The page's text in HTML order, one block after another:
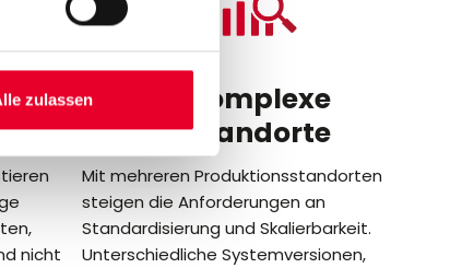
zulassen
nicht
Komplexe
Standorte
Mit mehreren Produktionsstandorten
steigen die Anforderungen an
Standardisierung und Skalierbarkeit.
Unterschiedliche Systemversionen,